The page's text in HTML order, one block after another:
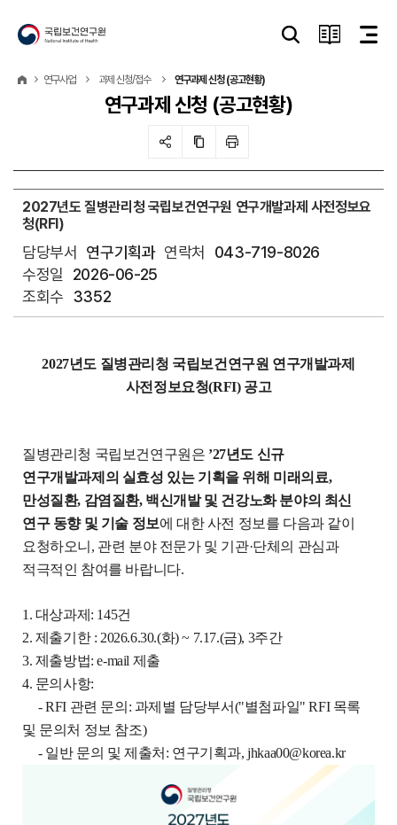
연구사업 과제 신청/접수 연구과제 신청 (공고현황)
연구과제 신청 (공고현황)
2027년도 질병관리청 국립보건연구원 연구개발과제 사전정보요
청(RFI)
담당부서 연구기획과 연락처
043-719-8026
수정일
2026-06-25
조회수 3352
2027년도 질병관리청 국립보건연구원 연구개발과제
사전정보요청(RFI) 공고
질병관리청 국립보건연구원은 ’27년도 신규
연구개발과제의 실효성 있는 기획을 위해 미래의료,
만성질환, 감염질환, 백신개발및 건강노화 분야의 최신
연구 동향 및 기술 정보에 대한 사전 정보를 다음과 같이
요청하오니, 관련 분야 전문가 및 기관·단체의 관심과
적극적인 참여를 바랍니다.
1. 대상과제: 145건
2. 제출기한 : 2026.6.30.(화) ~ 7.17.(금), 3주간
3. 제출방법: e-mail 제출
4. 문의사항:
- RFI 관련 문의: 과제별 담당부서("별첨파일" RFI 목록
및 문의처 정보 참조)
- 일반 문의 및 제출처: 연구기획과, jhkaa00@korea.kr